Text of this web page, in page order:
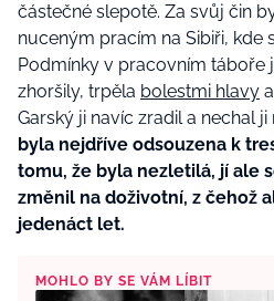
částečné slepotě. Za svůj čin
nuceným pracím na Sibiři, kde
Podmínky v pracovním táboře
zhoršily, trpěla bolestmi hlavy
Garský ji navíc zradil a nechal
byla nejdříve odsouzena k
tomu, že byla nezletilá, jí ale
změnil na doživotní, z čehož
jedenáct let.
MOHLO BY SE VÁM LÍBIT